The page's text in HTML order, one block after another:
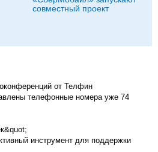
совместный проект
от Телфин
телефонные номера уже 74
инструмент для поддержки